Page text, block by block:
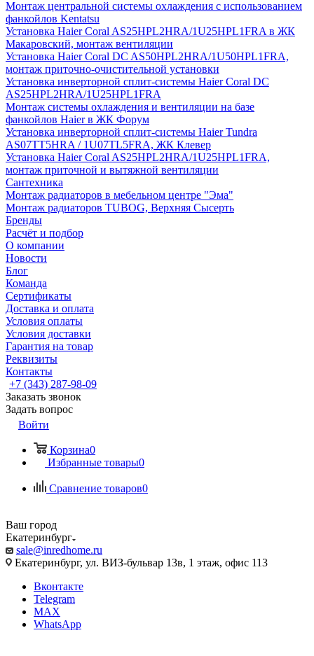
Монтаж центральной системы охлаждения с использованием
фанкойлов Kentatsu
Установка Haier Coral AS25HPL2HRA/1U25HPL1FRA в ЖК
Макаровский, монтаж вентиляции
Установка Haier Coral DC AS50HPL2HRA/1U50HPL1FRA,
монтаж приточно-очистительной установки
Установка инверторной сплит-системы Haier Coral DC
AS25HPL2HRA/1U25HPL1FRA
Монтаж системы охлаждения и вентиляции на базе
фанкойлов Haier в ЖК Форум
Установка инверторной сплит-системы Haier Tundra
AS07TT5HRA / 1U07TL5FRA, ЖК Клевер
Установка Haier Coral AS25HPL2HRA/1U25HPL1FRA,
монтаж приточной и вытяжной вентиляции
Сантехника
Монтаж радиаторов в мебельном центре "Эма"
Монтаж радиаторов TUBOG, Верхняя Сысерть
Бренды
Расчёт и подбор
О компании
Новости
Блог
Команда
Сертификаты
Доставка и оплата
Условия оплаты
Условия доставки
Гарантия на товар
Реквизиты
Контакты
+7 (343) 287-98-09
Заказать звонок
Задать вопрос
Войти
Корзина0
Избранные товары0
Сравнение товаров0
Ваш город
Екатеринбург
sale@inredhome.ru
Екатеринбург, ул. ВИЗ-бульвар 13в, 1 этаж, офис 113
Вконтакте
Telegram
MAX
WhatsApp